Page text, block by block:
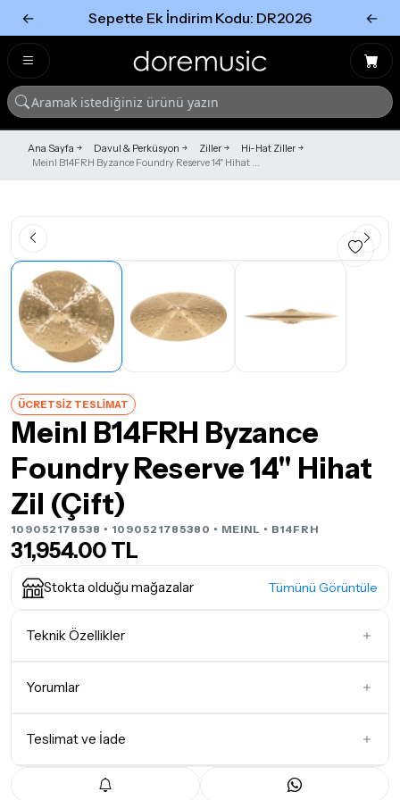
← Sepette Ek İndirim Kodu: DR2026 ←
Ana Sayfa Davul & Perküsyon Ziller
Hi-Hat Ziller
Meinl B14FRH Byzance Foundry Reserve 14" Hihat ...
ÜCRETSİZ TESLİMAT
Meinl B14FRH Byzance
Foundry Reserve 14" Hihat
Zil (Çift)
109052178538 • 1090521785380 • MEINL • B14FRH
31,954.00 TL
Stokta olduğu mağazalar Tümünü Görüntüle
Teknik Özellikler
Yorumlar
Teslimat ve İade
Teslimat Koşulları
Tümünü Gör
Tümünü gör